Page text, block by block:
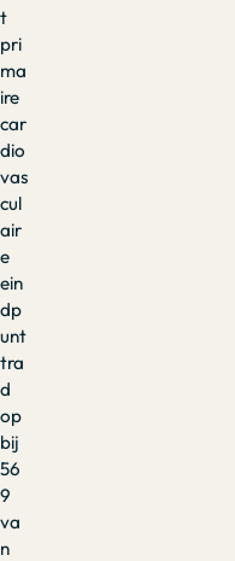
t
pri
ma
ire
car
dio
vas
cul
air
e
ein
dp
unt
tra
d
op
bij
56
9
va
n